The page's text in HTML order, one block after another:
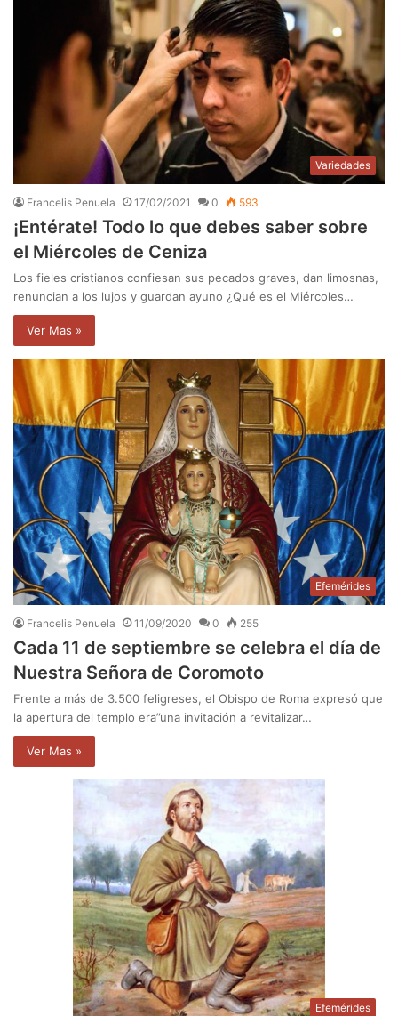
Variedades
Francelis Penuela 17/02/2021 0 593
¡Entérate! Todo lo que debes saber sobre
el Miércoles de Ceniza
Los fieles cristianos confiesan sus pecados graves, dan limosnas,
renuncian a los lujos y guardan ayuno ¿Qué es el Miércoles…
Ver Mas »
Efemérides
Francelis Penuela 11/09/2020 0 255
Cada 11 de septiembre se celebra el día de
Nuestra Señora de Coromoto
Frente a más de 3.500 feligreses, el Obispo de Roma expresó que
la apertura del templo era”una invitación a revitalizar…
Ver Mas »
Efemérides